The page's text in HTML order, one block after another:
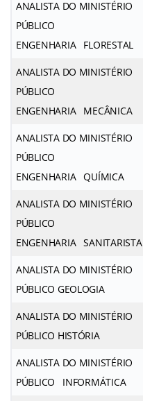
ANALISTA DO MINISTÉRIO
PÚBLICO
ENGENHARIA FLORESTAL
ANALISTA DO MINISTÉRIO
PÚBLICO
ENGENHARIA MECÂNICA
ANALISTA DO MINISTÉRIO
PÚBLICO
ENGENHARIA QUÍMICA
ANALISTA DO MINISTÉRIO
PÚBLICO
ENGENHARIA SANITARISTA
ANALISTA DO MINISTÉRIO
PÚBLICO GEOLOGIA
ANALISTA DO MINISTÉRIO
PÚBLICO HISTÓRIA
ANALISTA DO MINISTÉRIO
PÚBLICO INFORMÁTICA